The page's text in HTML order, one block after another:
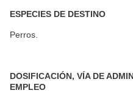
ESPECIES DE DESTINO
Perros.
DOSIFICACIÓN, VÍA DE
EMPLEO